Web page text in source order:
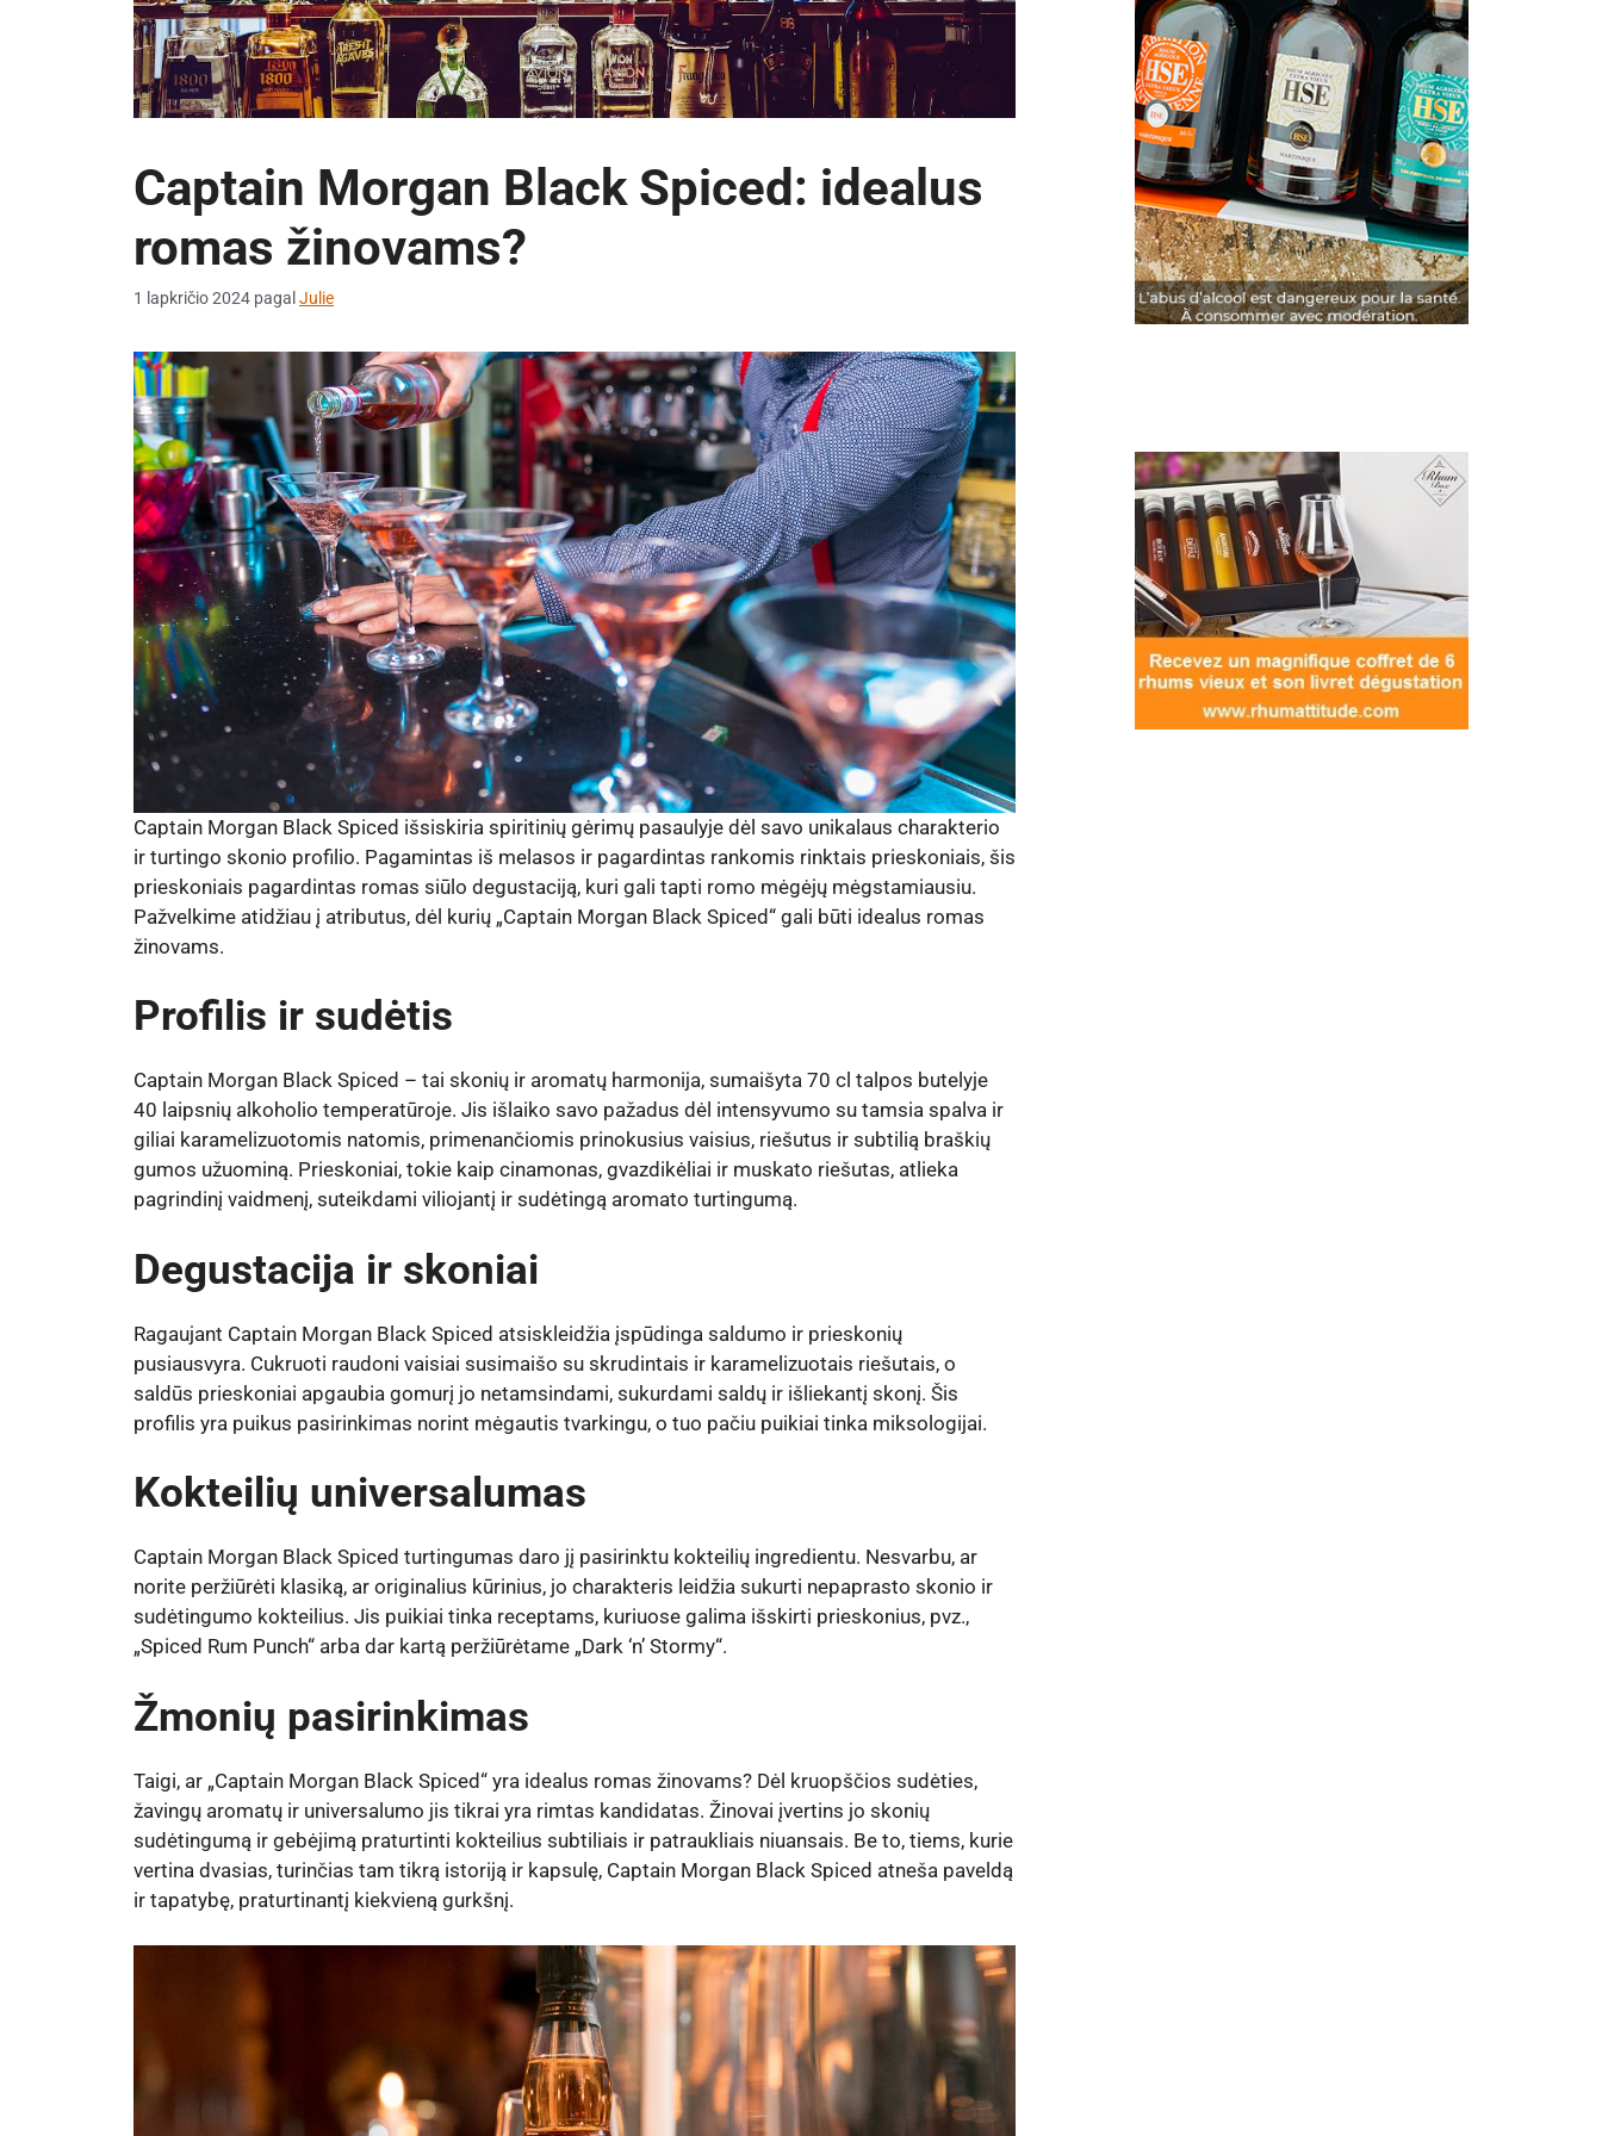
Captain Morgan Black Spiced: idealus
romas žinovams?
1 lapkričio 2024 pagal Julie
Captain Morgan Black Spiced išsiskiria spiritinių gėrimų pasaulyje dėl savo unikalaus charakterio
ir turtingo skonio profilio. Pagamintas iš melasos ir pagardintas rankomis rinktais prieskoniais, šis
prieskoniais pagardintas romas siūlo degustaciją, kuri gali tapti romo mėgėjų mėgstamiausiu.
Pažvelkime atidžiau į atributus, dėl kurių „Captain Morgan Black Spiced“ gali būti idealus romas
žinovams.
Profilis ir sudėtis
Captain Morgan Black Spiced – tai skonių ir aromatų harmonija, sumaišyta 70 cl talpos butelyje
40 laipsnių alkoholio temperatūroje. Jis išlaiko savo pažadus dėl intensyvumo su tamsia spalva ir
giliai karamelizuotomis natomis, primenančiomis prinokusius vaisius, riešutus ir subtilią braškių
gumos užuominą. Prieskoniai, tokie kaip cinamonas, gvazdikėliai ir muskato riešutas, atlieka
pagrindinį vaidmenį, suteikdami viliojantį ir sudėtingą aromato turtingumą.
Degustacija ir skoniai
Ragaujant Captain Morgan Black Spiced atsiskleidžia įspūdinga saldumo ir prieskonių
pusiausvyra. Cukruoti raudoni vaisiai susimaišo su skrudintais ir karamelizuotais riešutais, o
saldūs prieskoniai apgaubia gomurį jo netamsindami, sukurdami saldų ir išliekantį skonį. Šis
profilis yra puikus pasirinkimas norint mėgautis tvarkingu, o tuo pačiu puikiai tinka miksologijai.
Kokteilių universalumas
Captain Morgan Black Spiced turtingumas daro jį pasirinktu kokteilių ingredientu. Nesvarbu, ar
norite peržiūrėti klasiką, ar originalius kūrinius, jo charakteris leidžia sukurti nepaprasto skonio ir
sudėtingumo kokteilius. Jis puikiai tinka receptams, kuriuose galima išskirti prieskonius, pvz.,
„Spiced Rum Punch“ arba dar kartą peržiūrėtame „Dark ‘n’ Stormy“.
Žmonių pasirinkimas
Taigi, ar „Captain Morgan Black Spiced“ yra idealus romas žinovams? Dėl kruopščios sudėties,
žavingų aromatų ir universalumo jis tikrai yra rimtas kandidatas. Žinovai įvertins jo skonių
sudėtingumą ir gebėjimą praturtinti kokteilius subtiliais ir patraukliais niuansais. Be to, tiems, kurie
vertina dvasias, turinčias tam tikrą istoriją ir kapsulę, Captain Morgan Black Spiced atneša paveldą
ir tapatybę, praturtinantį kiekvieną gurkšnį.